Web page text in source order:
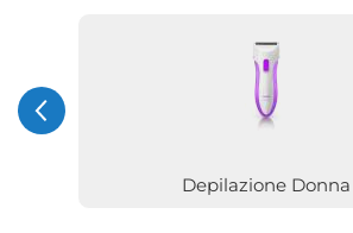
Depilazione Donna